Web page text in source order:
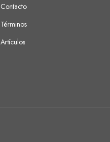
Contacto
Términos
Artículos